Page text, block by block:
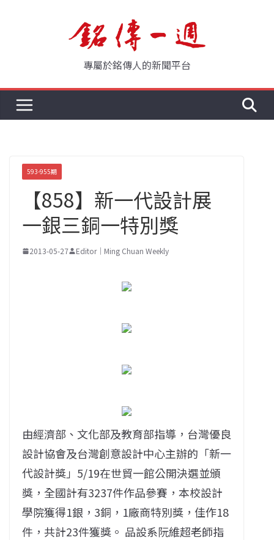
專屬於銘傳人的新聞平台
593-955期
【858】新一代設計展
一銀三銅一特別獎
2013-05-27 Editor｜Ming Chuan Weekly
由經濟部、文化部及教育部指導，台灣優良
設計協會及台灣創意設計中心主辦的「新一
代設計獎」5/19在世貿一館公開決選並頒
獎，全國計有3237件作品參賽，本校設計
學院獲得1銀，3銅，1廠商特別獎，佳作18
件，共計23件獲獎。 品設系阮維超老師指